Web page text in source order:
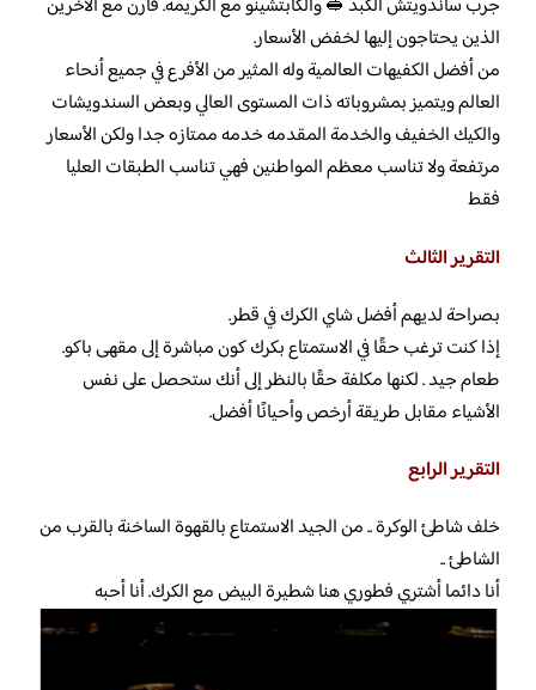
جرب ساندويتش الكبد 🥪 والكابتشينو مع الكريمة. قارن مع الآخرين
الذين يحتاجون إليها لخفض الأسعار.
من أفضل الكفيهات العالمية وله المثير من الأفرع في جميع أنحاء
العالم ويتميز بمشروباته ذات المستوى العالي وبعض السندويشات
والكيك الخفيف والخدمة المقدمه خدمه ممتازه جدا ولكن الأسعار
مرتفعة ولا تناسب معظم المواطنين فهي تناسب الطبقات العليا
فقط
التقرير الثالث
بصراحة لديهم أفضل شاي الكرك في قطر.
إذا كنت ترغب حقًا في الاستمتاع بكرك كون مباشرة إلى مقهى باكو.
طعام جيد . لكنها مكلفة حقًا بالنظر إلى أنك ستحصل على نفس
الأشياء مقابل طريقة أرخص وأحيانًا أفضل.
التقرير الرابع
خلف شاطئ الوكرة .. من الجيد الاستمتاع بالقهوة الساخنة بالقرب من
الشاطئ ..
أنا دائما أشتري فطوري هنا شطيرة البيض مع الكرك. أنا أحبه